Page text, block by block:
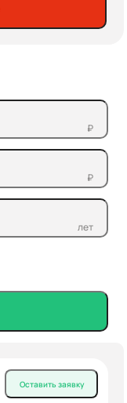
₽
₽
лет
Оставить заявку